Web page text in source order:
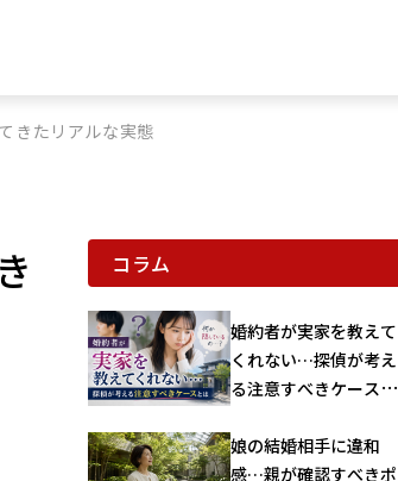
きたリアルな実態
コラム
婚約者が実家を教えて
くれない…探偵が考え
る注意すべきケースと
娘の結婚相手に違和
感…親が確認すべきポ